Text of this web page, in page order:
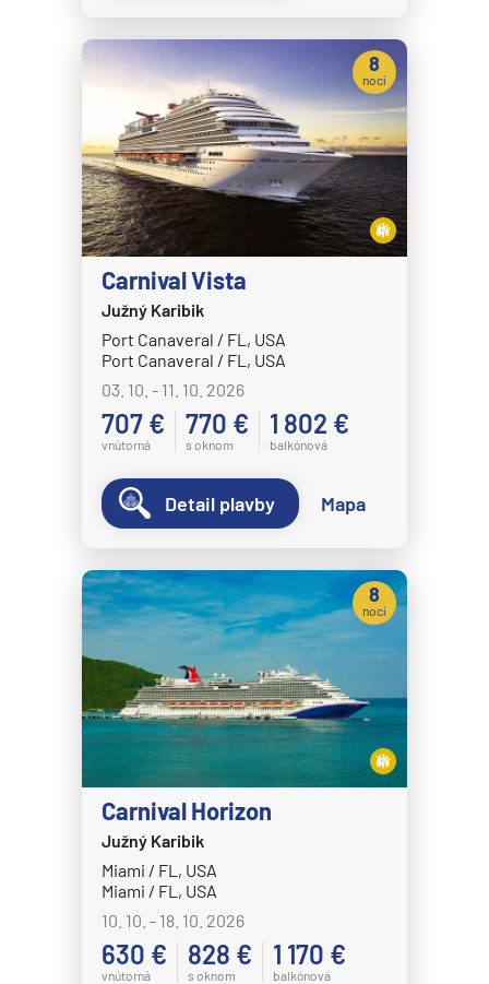
Crystal Symphony
Cunard Line
Queen Anne
Queen Elizabeth
Queen Mary 2
Queen Victoria
Disney Cruise Line
Disney Adventure
Disney Destiny
Disney Dream
Disney Fantasy
Disney Magic
Disney Treasure
Disney Wish
Explora Journeys
Explora I
Explora II
Explora III
Explora IV
Explora V
Explora VI
Hapag-Lloyd Cruises
HANSEATIC inspiration
HANSEATIC nature
HANSEATIC spirit
Carnival Vista
Južný Karibik
Port Canaveral / FL, USA
Port Canaveral / FL, USA
03. 10. - 11. 10. 2026
707 €
vnútorná
770 €
s oknom
1 802 €
balkónová
8
nocí
Detail plavby Mapa
Carnival Horizon
Južný Karibik
Miami / FL, USA
Miami / FL, USA
10. 10. - 18. 10. 2026
630 €
vnútorná
828 €
s oknom
1 170 €
balkónová
8
nocí